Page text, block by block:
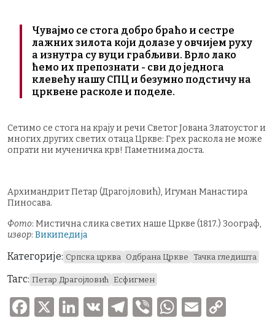
Чувајмо се стога добро браћо и сестре
лажних зилота који долазе у овчијем руху
а изнутра су вуци грабљиви. Врло лако
ћемо их препознати - сви до једнога
клевећу нашу СПЦ и безумно подстичу на
црквене расколе и поделе.
Сетимо се стога на крају и речи Светог Јована Златоустог и
многих других светих отаца Цркве: Грех раскола не може
опрати ни мученичка крв! Паметнима доста.
Архимандрит Петар (Драгојловић), Игуман Манастира
Пиносава.
Фото: Мистична слика светих наше Цркве (1817.) Зоограф,
извор: Википедија
Категорије: Српска црква Одбрана Цркве Тачка гледишта
Тагс: Петар Драгојловић Есфигмен
F
X
Li V
T
V
W E